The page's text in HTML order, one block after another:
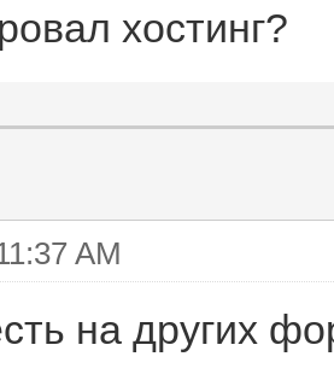
хостинг?
AM
на других